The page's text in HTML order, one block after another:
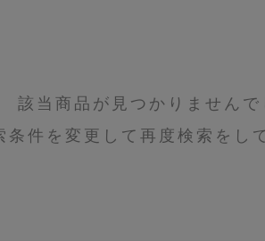
該当商品が見つかりませんで
条件を変更して再度検索をし